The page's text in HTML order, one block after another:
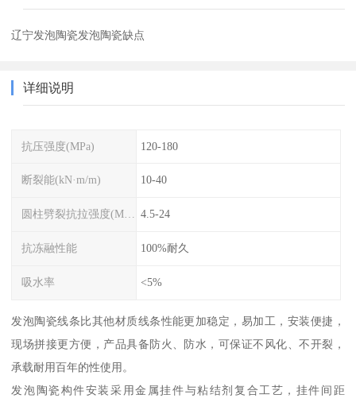
辽宁发泡陶瓷发泡陶瓷缺点
详细说明
抗压强度(MPa) 120-180
断裂能(kN·m/m) 10-40
圆柱劈裂抗拉强度(MPa) 4.5-24
抗冻融性能 100%耐久
吸水率 <5%
发泡陶瓷线条比其他材质线条性能更加稳定，易加工，安装便捷，
现场拼接更方便，产品具备防火、防水，可保证不风化、不开裂，
承载耐用百年的性使用。
发泡陶瓷构件安装采用金属挂件与粘结剂复合工艺，挂件间距